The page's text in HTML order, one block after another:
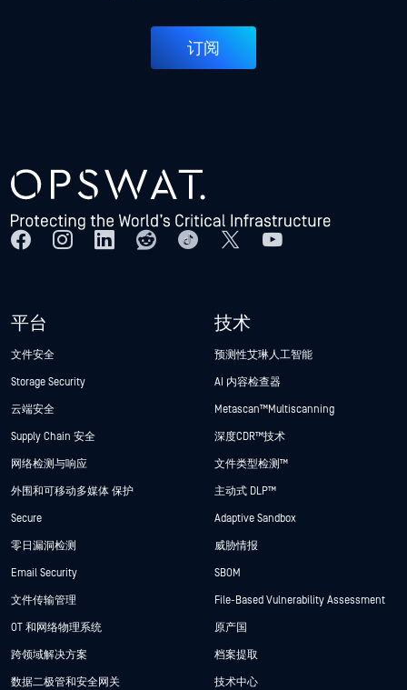
订阅
平台
文件安全
Storage Security
云端安全
Supply Chain 安全
网络检测与响应
外围和可移动多媒体 保护
Secure
零日漏洞检测
Email Security
文件传输管理
OT 和网络物理系统
跨领域解决方案
数据二极管和安全网关
技术
预测性艾琳人工智能
AI 内容检查器
Metascan™ Multiscanning
深度CDR™技术
文件类型检测™
主动式 DLP™
Adaptive Sandbox
威胁情报
SBOM
File-Based Vulnerability Assessment
原产国
档案提取
技术中心